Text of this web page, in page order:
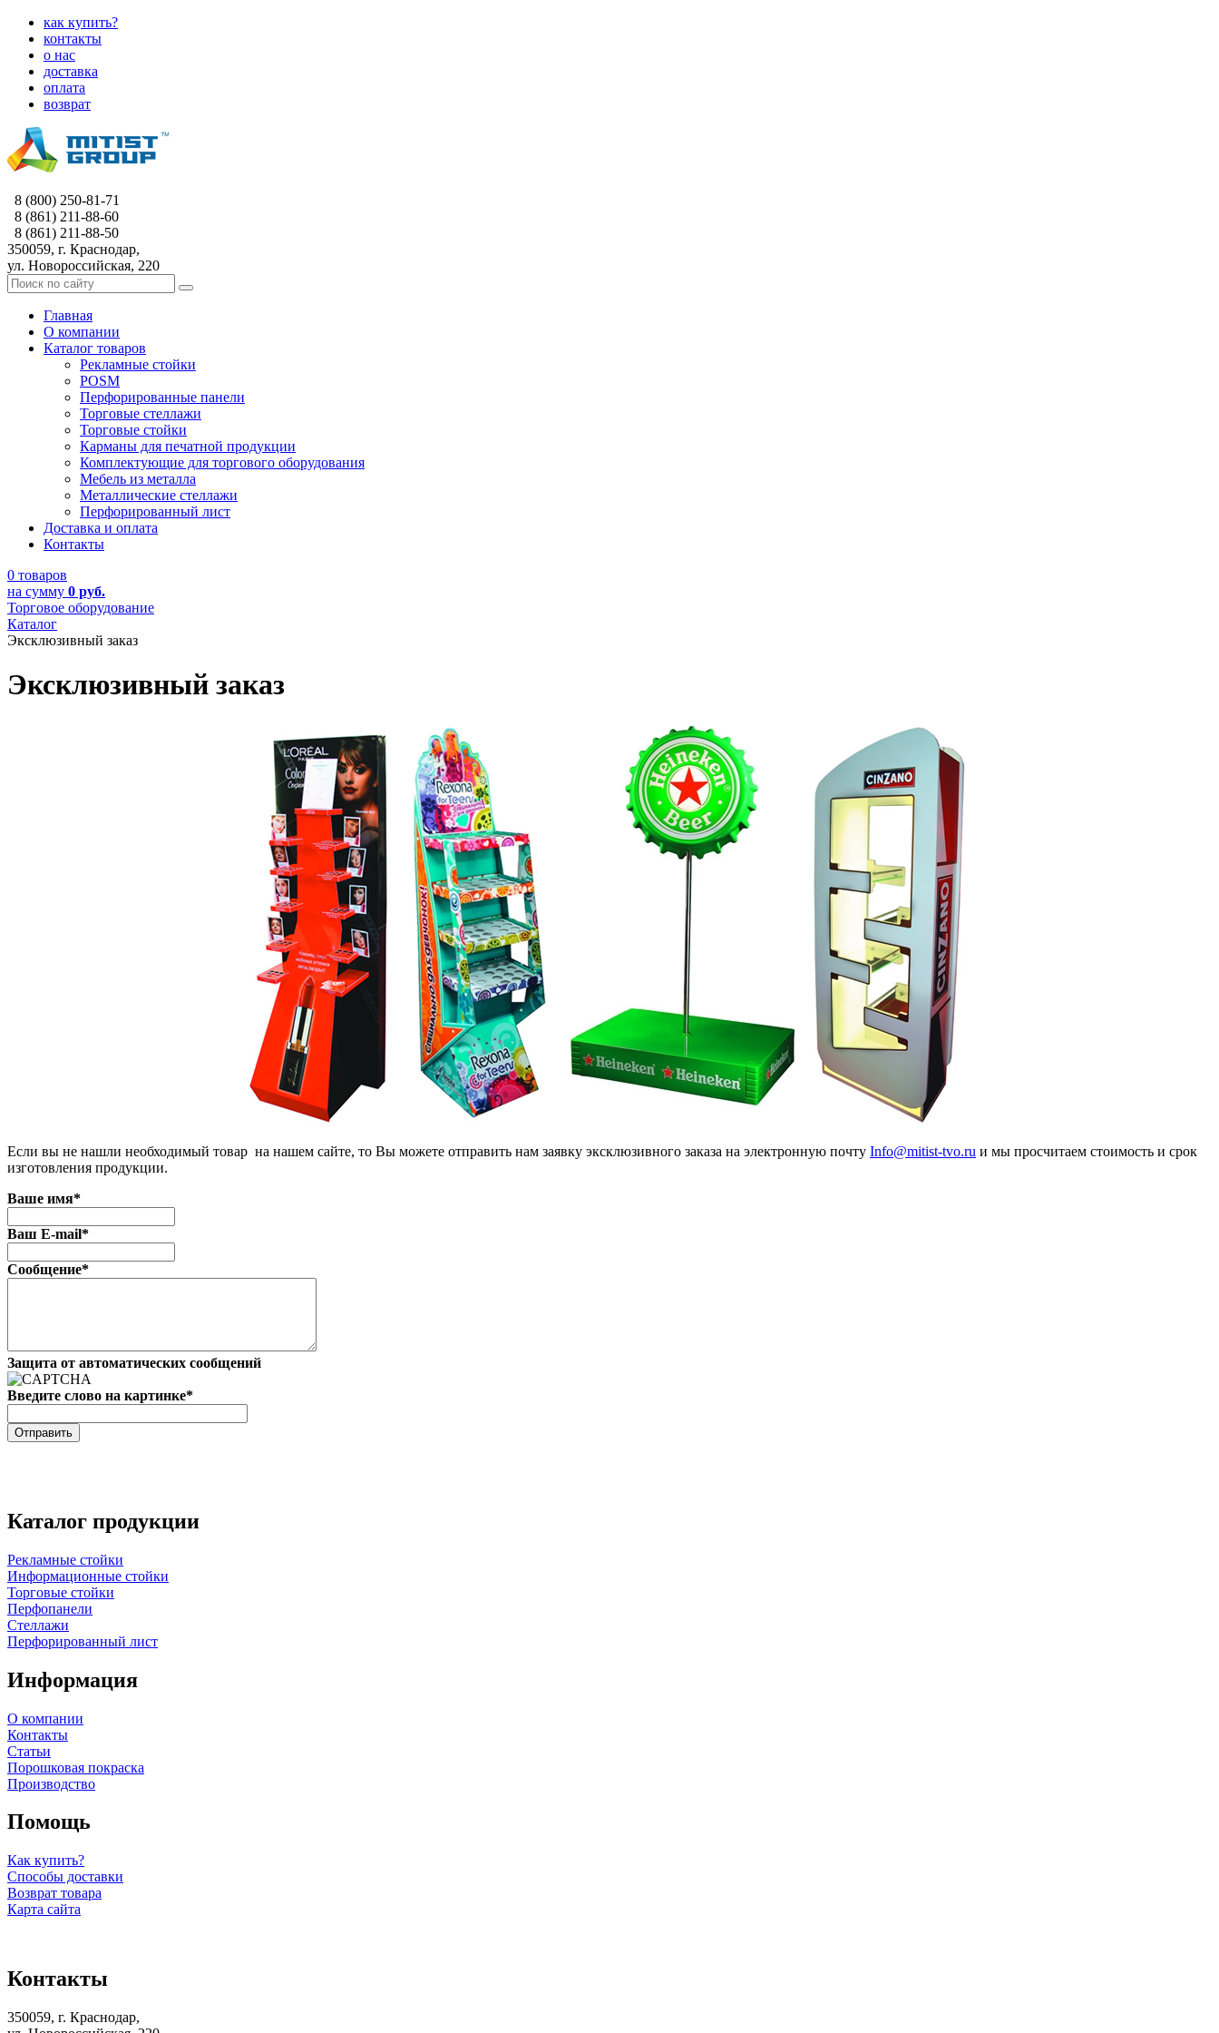
как купить?
контакты
о нас
доставка
оплата
возврат
8 (800) 250-81-71
8 (861) 211-88-60
8 (861) 211-88-50
350059, г. Краснодар,
ул. Новороссийская, 220
Главная
О компании
Каталог товаров
Рекламные стойки
POSM
Перфорированные панели
Торговые стеллажи
Торговые стойки
Карманы для печатной продукции
Комплектующие для торгового оборудования
Мебель из металла
Металлические стеллажи
Перфорированный лист
Доставка и оплата
Контакты
0 товаров
на сумму 0 руб.
Торговое оборудование
Каталог
Эксклюзивный заказ
Эксклюзивный заказ
Если вы не нашли необходимый товар на нашем сайте, то Вы можете отправить нам заявку эксклюзивного заказа на электронную почту Info@mitist-tvo.ru и мы просчитаем стоимость и срок
изготовления продукции.
Ваше имя*
Ваш E-mail*
Сообщение*
Защита от автоматических сообщений
Введите слово на картинке*
Каталог продукции
Рекламные стойки
Информационные стойки
Торговые стойки
Перфопанели
Стеллажи
Перфорированный лист
Информация
О компании
Контакты
Статьи
Порошковая покраска
Производство
Помощь
Как купить?
Способы доставки
Возврат товара
Карта сайта
Контакты
350059, г. Краснодар,